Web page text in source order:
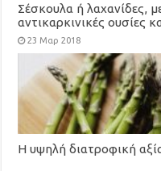
Σέσκουλα ή λαχανίδες,
αντικαρκινικές ουσίες
μάτια, το σάκχαρο, το
23 Μαρ 2018
Η υψηλή διατροφική